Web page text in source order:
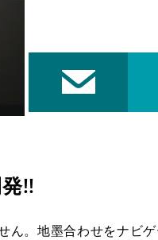
!!
。地墨合わせをナビ